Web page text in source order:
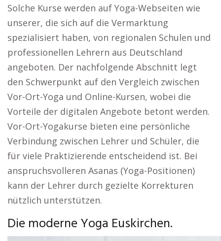
Solche Kurse werden auf Yoga-Webseiten wie
unserer, die sich auf die Vermarktung
spezialisiert haben, von regionalen Schulen und
professionellen Lehrern aus Deutschland
angeboten. Der nachfolgende Abschnitt legt
den Schwerpunkt auf den Vergleich zwischen
Vor-Ort-Yoga und Online-Kursen, wobei die
Vorteile der digitalen Angebote betont werden.
Vor-Ort-Yogakurse bieten eine persönliche
Verbindung zwischen Lehrer und Schüler, die
für viele Praktizierende entscheidend ist. Bei
anspruchsvolleren Asanas (Yoga-Positionen)
kann der Lehrer durch gezielte Korrekturen
nützlich unterstützen.
Die moderne Yoga Euskirchen.